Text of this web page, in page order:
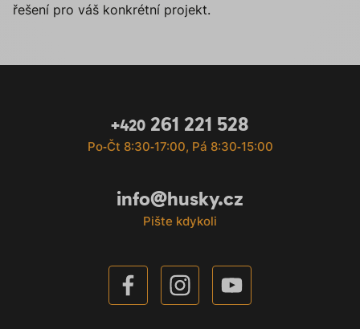
řešení pro váš konkrétní projekt.
+420 261 221 528
Po‐Čt 8:30‐17:00, Pá 8:30‐15:00
info@husky.cz
Pište kdykoli